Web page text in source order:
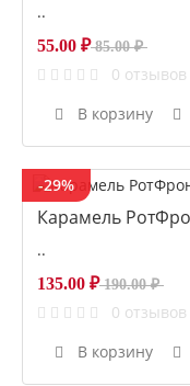
..
85.00 ₽
55.00 ₽
0 отзывов
В корзину
-29%
Карамель
..
190.00 ₽
135.00 ₽
0 отзывов
В корзину